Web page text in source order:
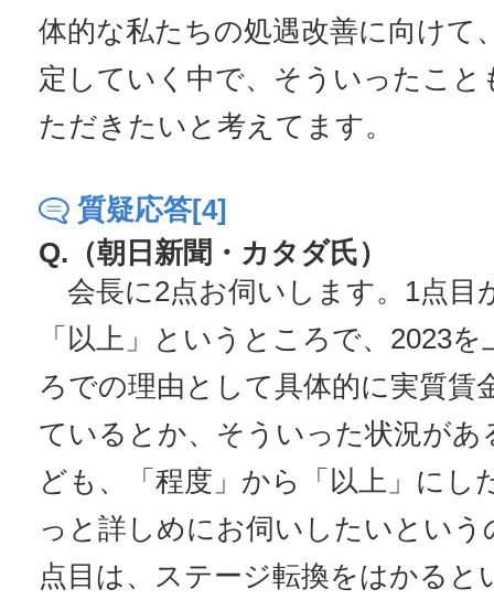
体的な私たちの処遇改善に向けて
定していく中で、そういったこと
ただきたいと考えてます。
質疑応答[4]
Q.（朝日新聞・カタダ氏）
会長に2点お伺いします。1点目
「以上」というところで、2023
ろでの理由として具体的に実質賃
ているとか、そういった状況があ
ども、「程度」から「以上」にし
っと詳しめにお伺いしたいという
点目は、ステージ転換をはかると